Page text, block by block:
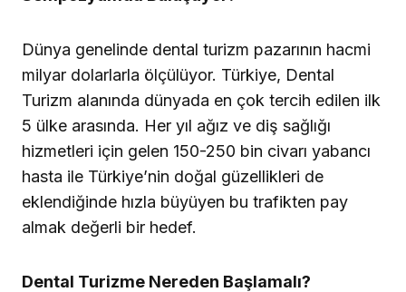
Dünya genelinde dental turizm pazarının hacmi
milyar dolarlarla ölçülüyor. Türkiye, Dental
Turizm alanında dünyada en çok tercih edilen ilk
5 ülke arasında. Her yıl ağız ve diş sağlığı
hizmetleri için gelen 150-250 bin civarı yabancı
hasta ile Türkiye’nin doğal güzellikleri de
eklendiğinde hızla büyüyen bu trafikten pay
almak değerli bir hedef.
Dental Turizme Nereden Başlamalı?